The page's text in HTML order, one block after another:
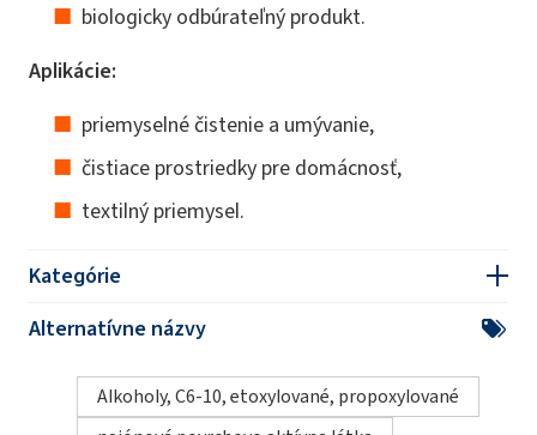
biologicky odbúrateľný produkt.
Aplikácie:
priemyselné čistenie a umývanie,
čistiace prostriedky pre domácnosť,
textilný priemysel.
Kategórie
Alternatívne názvy
Alkoholy, C6-10, etoxylované, propoxylované